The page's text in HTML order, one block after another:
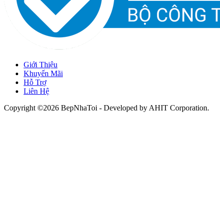
Giới Thiệu
Khuyến Mãi
Hỗ Trợ
Liên Hệ
Copyright ©2026 BepNhaToi - Developed by AHIT Corporation.